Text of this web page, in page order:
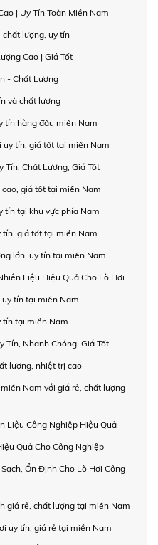
| Uy Tín Toàn Miền Nam
chất lượng, uy tín
Cao | Giá Tốt
- Chất Lượng
và chất lượng
tín hàng đầu miền Nam
tín, giá tốt tại miền Nam
Tín, Chất Lượng, Giá Tốt
giá tốt tại miền Nam
tín tại khu vực phía Nam
giá tốt tại miền Nam
lớn, uy tín tại miền Nam
Liệu Hiệu Quả Cho Lò Hơi
tín tại miền Nam
tín tại miền Nam
Tín, Nhanh Chóng, Giá Tốt
lượng, nhiệt trị cao
Nam với giá rẻ, chất lượng
Liệu Công Nghiệp Hiệu Quả
Quả Cho Công Nghiệp
Ổn Định Cho Lò Hơi Công
giá rẻ, chất lượng tại miền Nam
uy tín, giá rẻ tại miền Nam